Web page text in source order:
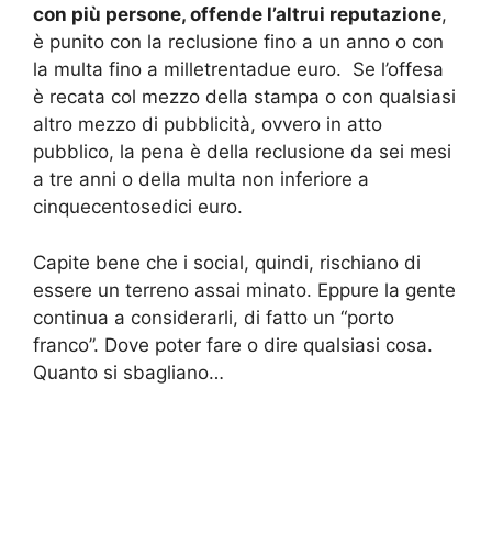
con più persone, offende l’altrui reputazione,
è punito con la reclusione fino a un anno o con
la multa fino a milletrentadue euro. Se l’offesa
è recata col mezzo della stampa o con qualsiasi
altro mezzo di pubblicità, ovvero in atto
pubblico, la pena è della reclusione da sei mesi
a tre anni o della multa non inferiore a
cinquecentosedici euro.
Capite bene che i social, quindi, rischiano di
essere un terreno assai minato. Eppure la gente
continua a considerarli, di fatto un “porto
franco”. Dove poter fare o dire qualsiasi cosa.
Quanto si sbagliano…